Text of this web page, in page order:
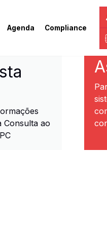
Agenda Compliance
Consulta ao